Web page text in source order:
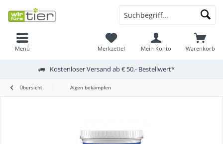
Menü Warenkorb
Merkzettel Mein Konto
Kostenloser Versand ab € 50,- Bestellwert*
Übersicht Algen bekämpfen